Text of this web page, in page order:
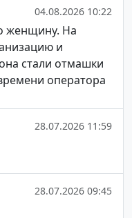
04.08.2026 10:22
женщину. На
и
стали отмашки
оператора
28.07.2026 11:59
28.07.2026 09:45